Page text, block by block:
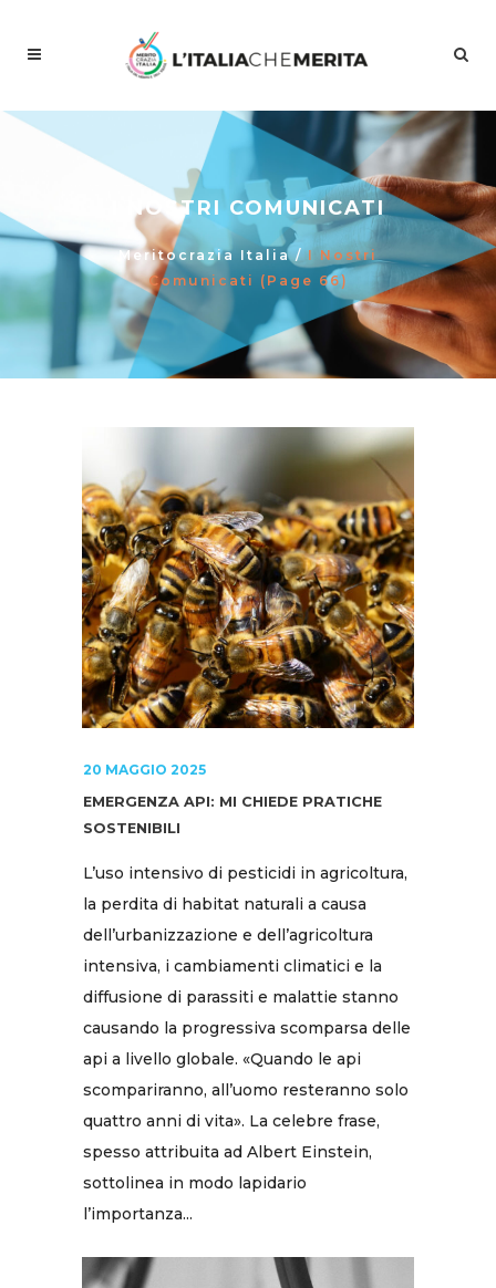
I NOSTRI COMUNICATI
Meritocrazia Italia/I Nostri
Comunicati (Page 66)
20 MAGGIO 2025
EMERGENZA API: MI CHIEDE PRATICHE
SOSTENIBILI
L’uso intensivo di pesticidi in agricoltura,
la perdita di habitat naturali a causa
dell’urbanizzazione e dell’agricoltura
intensiva, i cambiamenti climatici e la
diffusione di parassiti e malattie stanno
causando la progressiva scomparsa delle
api a livello globale. «Quando le api
scompariranno, all’uomo resteranno solo
quattro anni di vita». La celebre frase,
spesso attribuita ad Albert Einstein,
sottolinea in modo lapidario
l’importanza...